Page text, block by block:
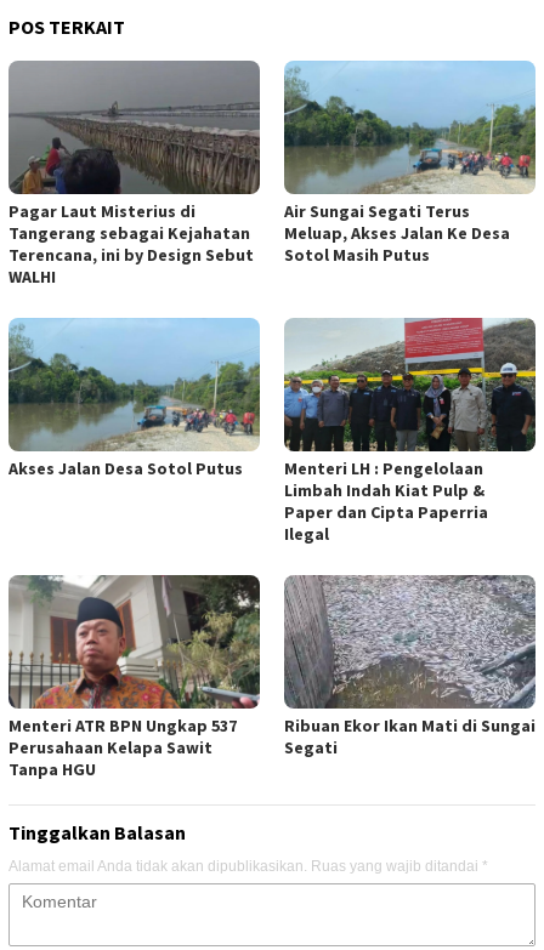
POS TERKAIT
Pagar Laut Misterius di
Tangerang sebagai Kejahatan
Terencana, ini by Design Sebut
WALHI
Air Sungai Segati Terus
Meluap, Akses Jalan Ke Desa
Sotol Masih Putus
Akses Jalan Desa Sotol Putus
Menteri LH : Pengelolaan
Limbah Indah Kiat Pulp &
Paper dan Cipta Paperria
Ilegal
Menteri ATR BPN Ungkap 537
Perusahaan Kelapa Sawit
Tanpa HGU
Ribuan Ekor Ikan Mati di Sungai
Segati
Tinggalkan Balasan
Alamat email Anda tidak akan dipublikasikan. Ruas yang wajib ditandai *